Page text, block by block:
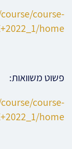
course-
home
פשוט משוואות:
course-
home